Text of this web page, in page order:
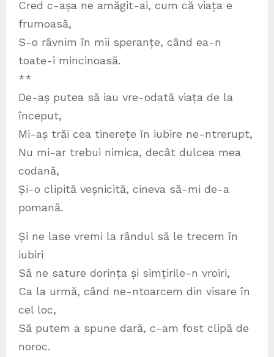
Cred c-așa ne amăgit-ai, cum că viața e
frumoasă,
S-o râvnim în mii speranțe, când ea-n
toate-i mincinoasă.
**
De-aș putea să iau vre-odată viața de la
început,
Mi-aș trăi cea tinerețe în iubire ne-ntrerupt,
Nu mi-ar trebui nimica, decât dulcea mea
codană,
Și-o clipită veșnicită, cineva să-mi de-a
pomană.
Și ne lase vremi la rândul să le trecem în
iubiri
Să ne sature dorința și simțirile-n vroiri,
Ca la urmă, când ne-ntoarcem din visare în
cel loc,
Să putem a spune dară, c-am fost clipă de
noroc.